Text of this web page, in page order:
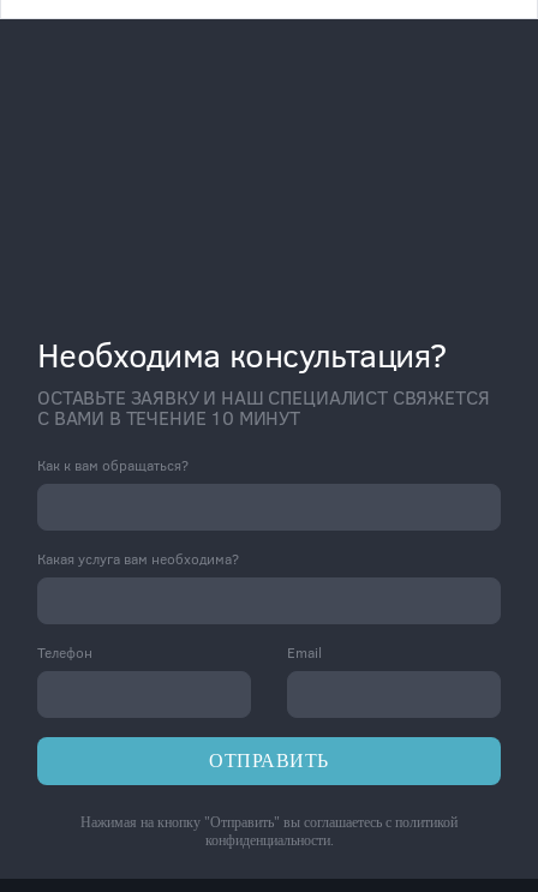
Необходима консультация?
ОСТАВЬТЕ ЗАЯВКУ И НАШ СПЕЦИАЛИСТ СВЯЖЕТСЯ
С ВАМИ В ТЕЧЕНИЕ 10 МИНУТ
Как к вам обращаться?
Какая услуга вам необходима?
Телефон Email
ОТПРАВИТЬ
Нажимая на кнопку "Отправить" вы соглашаетесь с политикой
конфиденциальности.